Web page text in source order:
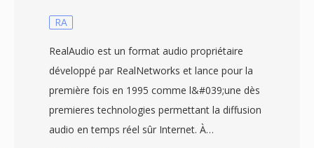
dès échantillons PCM 8 bits non signes sans
l&#039;application pour determiner les
paramètres de lecture. Les frequences
d&#039;échantillonnage étaient typiquement
basses (4000 à 11025 Hz), refletant les limités
RA
RealAudio est un format audio propriétaire
développé par RealNetworks et lance pour la
première fois en 1995 comme l&#039;une dès
premieres technologies permettant la diffusion
audio en temps réel sûr Internet. À